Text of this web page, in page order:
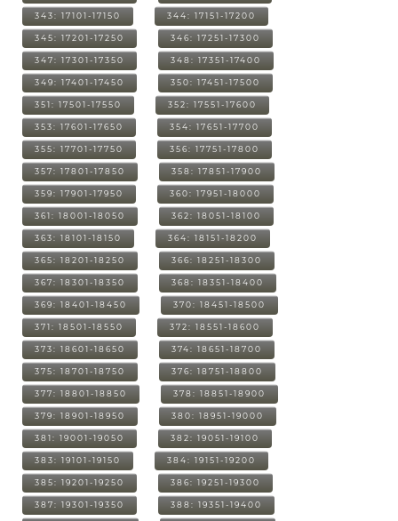
343: 17101-17150 344: 17151-17200
345: 17201-17250 346: 17251-17300
347: 17301-17350 348: 17351-17400
349: 17401-17450 350: 17451-17500
351: 17501-17550 352: 17551-17600
353: 17601-17650 354: 17651-17700
355: 17701-17750 356: 17751-17800
357: 17801-17850 358: 17851-17900
359: 17901-17950 360: 17951-18000
361: 18001-18050 362: 18051-18100
363: 18101-18150 364: 18151-18200
365: 18201-18250 366: 18251-18300
367: 18301-18350 368: 18351-18400
369: 18401-18450 370: 18451-18500
371: 18501-18550 372: 18551-18600
373: 18601-18650 374: 18651-18700
375: 18701-18750 376: 18751-18800
377: 18801-18850 378: 18851-18900
379: 18901-18950 380: 18951-19000
381: 19001-19050 382: 19051-19100
383: 19101-19150 384: 19151-19200
385: 19201-19250 386: 19251-19300
387: 19301-19350 388: 19351-19400